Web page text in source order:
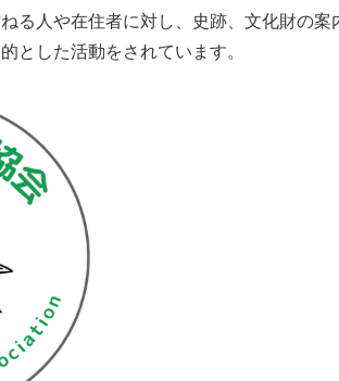
る人や在住者に対し、史跡、文化財の
とした活動をされています。